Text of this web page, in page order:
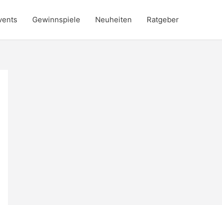
Gewinnspiele Neuheiten Ratgeber